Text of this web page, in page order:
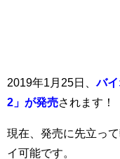
2019年1月25日、 バ
2」が発売されます！
現在、発売に先立っ
イ可能です。